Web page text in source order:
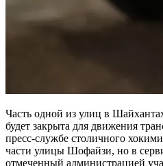
Часть одной из улиц в
будет закрыта для движения
пресс-службе столичного
части улицы Шофайзи, но в
отмеченный администрацией